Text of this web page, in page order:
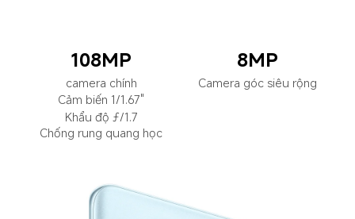
108MP
camera chính
Cảm biến 1/1.67"
Khẩu độ ƒ/1.7
Chống rung quang học
8MP
Camera góc siêu rộng